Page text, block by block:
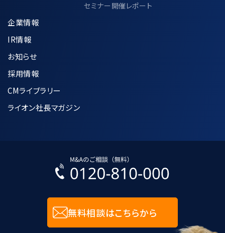
セミナー開催レポート
企業情報
IR情報
お知らせ
採用情報
CMライブラリー
ライオン社長マガジン
無料相談はこちらから